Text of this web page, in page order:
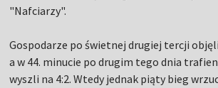
"Nafciarzy".
Gospodarze po świetnej drugiej tercji
a w 44. minucie po drugim tego dnia
wyszli na 4:2. Wtedy jednak piąty bieg